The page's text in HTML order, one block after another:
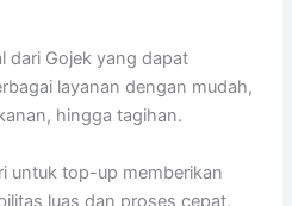
dari Gojek yang dapat
layanan dengan mudah,
hingga tagihan.
untuk top-up memberikan
luas dan proses cepat.